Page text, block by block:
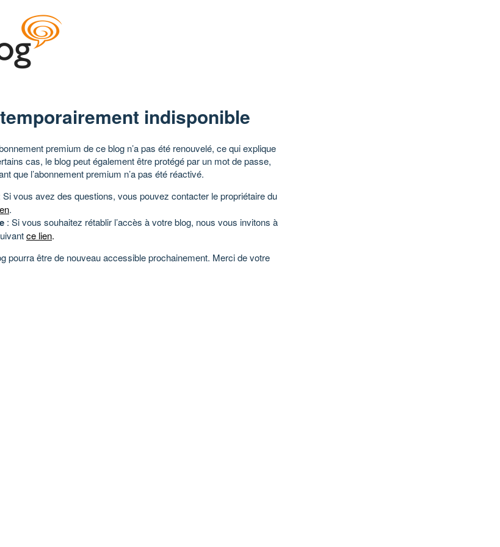
indisponible
premium de ce blog n’a pas été renouvelé, ce qui explique
cas, le blog peut également être protégé par un mot de passe,
que l’abonnement premium n’a pas été réactivé.
Si vous avez des questions, vous pouvez contacter le propriétaire du
.
: Si vous souhaitez rétablir l’accès à votre blog, nous vous invitons à
ce lien.
pourra être de nouveau accessible prochainement. Merci de votre